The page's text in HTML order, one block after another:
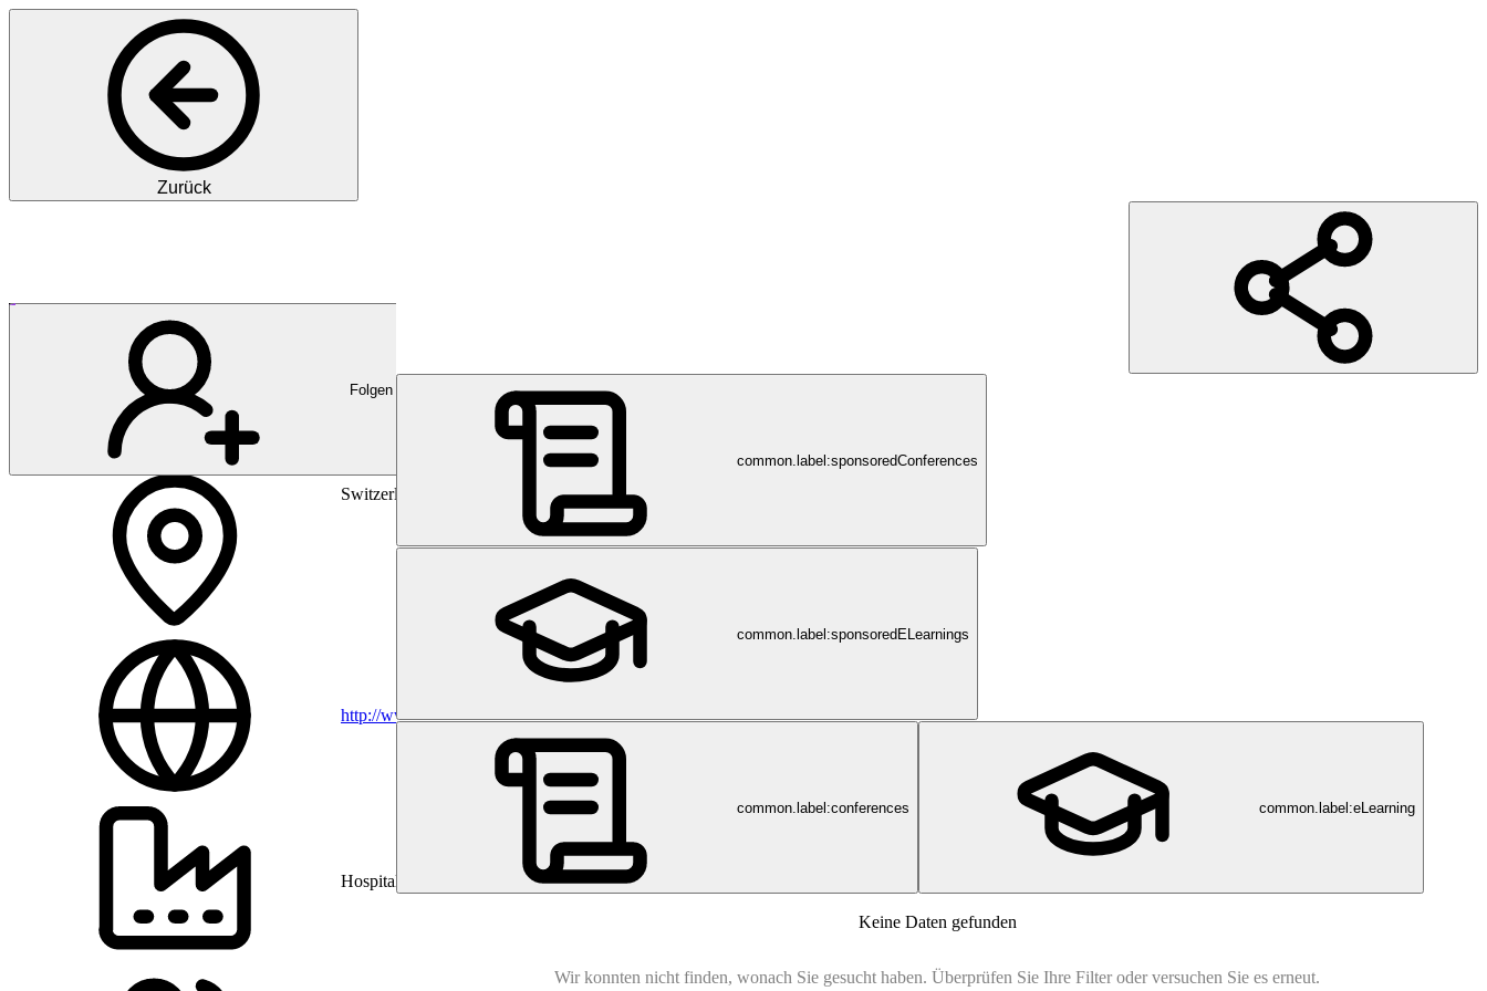
Zurück
Folgen
Kantonsspital Aarau – Medizinische Spitzenversorgung für die Region, rund um die Uhr
Switzerland
http://www.ksa.ch
Hospitals and Health Care
common.label:sponsoredConferences
common.label:sponsoredELearnings
common.label:conferences common.label:eLearning
Keine Daten gefunden
Wir konnten nicht finden, wonach Sie gesucht haben. Überprüfen Sie Ihre Filter oder versuchen Sie es erneut.